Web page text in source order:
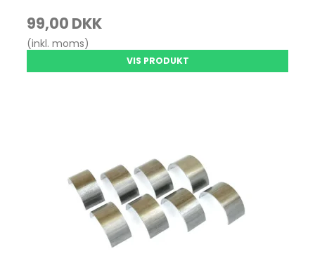
99,00 DKK
(inkl. moms)
VIS PRODUKT